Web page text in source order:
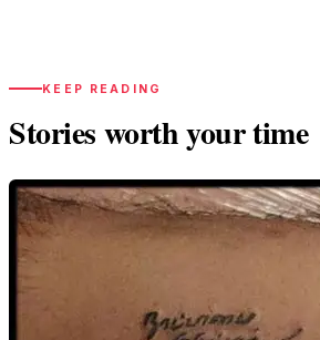
KEEP READING
Stories worth your time